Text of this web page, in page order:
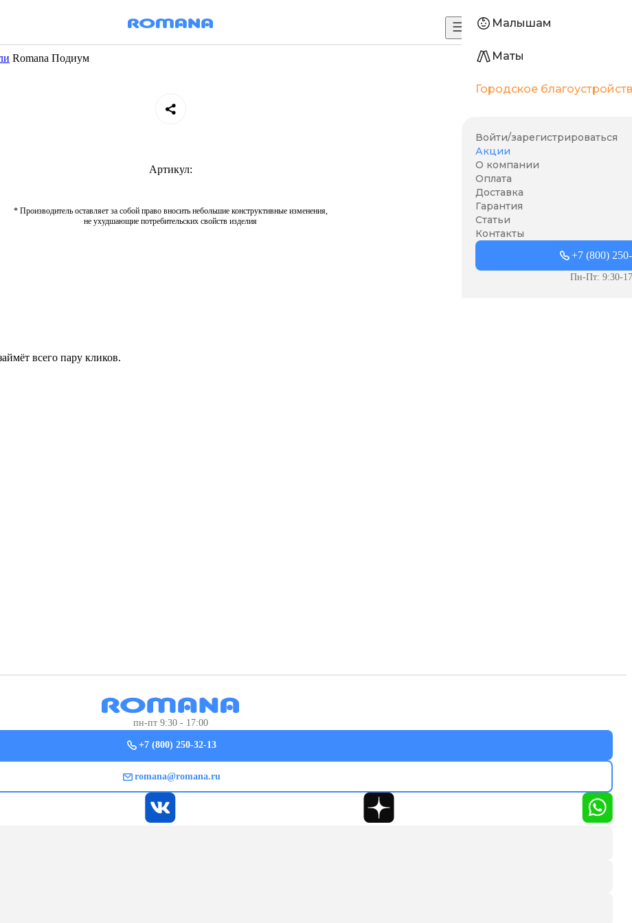
Малышам
Маты
Городское
Войти/зарегистрироваться
Акции
О компании
Оплата
Доставка
Гарантия
Статьи
Контакты
+7 (800)
Пн-Пт: 9:30-
Romana Подиум
Артикул:
* Производитель оставляет за собой право вносить небольшие конструктивные изменения,
не ухудшающие потребительских свойств изделия
всего пару кликов.
пн-пт 9:30 - 17:00
+7 (800) 250-32-13
romana@romana.ru